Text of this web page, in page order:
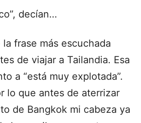
decían…
la frase más escuchada
de viajar a Tailandia. Esa
a “está muy explotada”.
lo que antes de aterrizar
de Bangkok mi cabeza ya